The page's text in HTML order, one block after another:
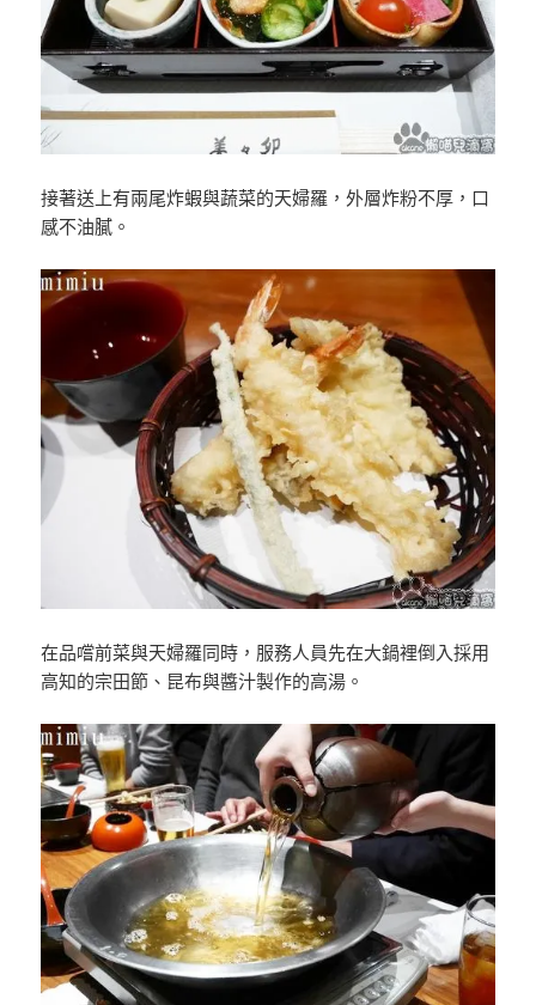
接著送上有兩尾炸蝦與蔬菜的天婦羅，外層炸粉不厚，口
感不油膩。
在品嚐前菜與天婦羅同時，服務人員先在大鍋裡倒入採用
高知的宗田節、昆布與醬汁製作的高湯。